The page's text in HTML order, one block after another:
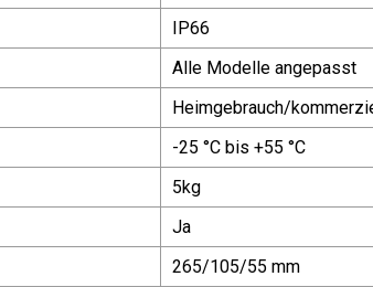
IP66
Alle Modelle angepasst
Heimgebrauch/
-25 °C bis +55 °C
5kg
Ja
265/105/55 mm